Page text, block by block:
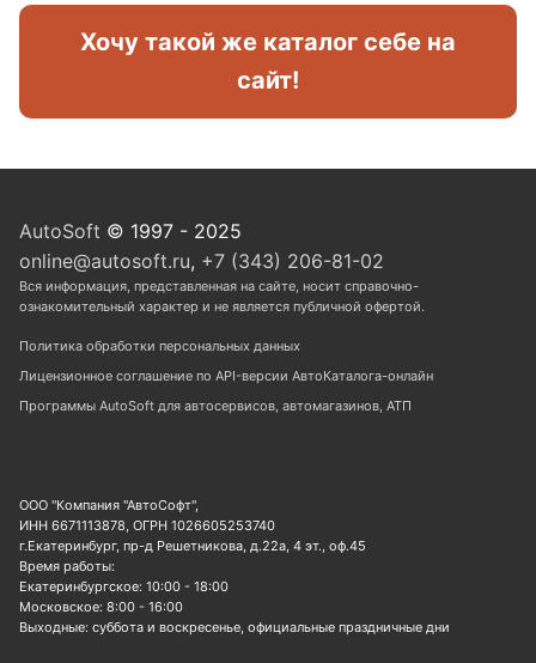
Хочу такой же каталог себе на
сайт!
AutoSoft © 1997 - 2025
online@autosoft.ru, +7 (343) 206-81-02
Вся информация, представленная на сайте, носит справочно-
ознакомительный характер и не является публичной офертой.
Политика обработки персональных данных
Лицензионное соглашение по API-версии АвтоКаталога-онлайн
Программы AutoSoft для автосервисов, автомагазинов, АТП
ООО "Компания "АвтоСофт",
ИНН 6671113878, ОГРН 1026605253740
г.Екатеринбург, пр-д Решетникова, д.22а, 4 эт., оф.45
Время работы:
Екатеринбургское: 10:00 - 18:00
Московское: 8:00 - 16:00
Выходные: суббота и воскресенье, официальные праздничные дни